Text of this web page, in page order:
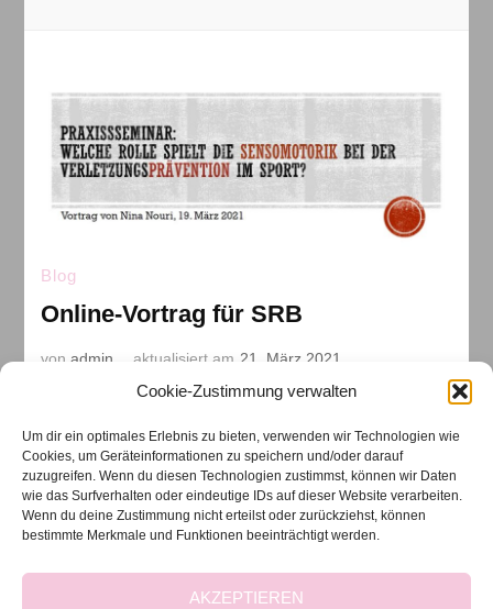
Cookie-Zustimmung verwalten
Um dir ein optimales Erlebnis zu bieten, verwenden wir Technologien wie
Cookies, um Geräteinformationen zu speichern und/oder darauf
zuzugreifen. Wenn du diesen Technologien zustimmst, können wir Daten
wie das Surfverhalten oder eindeutige IDs auf dieser Website verarbeiten.
Wenn du deine Zustimmung nicht erteilst oder zurückziehst, können
bestimmte Merkmale und Funktionen beeinträchtigt werden.
AKZEPTIEREN
Blog
Online-Vortrag für SRB
vonadmin aktualisiert am 21. März 2021
Am Freitag, den 19.03.2021, durfte ich auf Einladung des
halten zum Thema: welche Rolle spielt die Sensomotorik
bei der Verletzungsprävention im Sport. Teilnehmer
waren angehende …